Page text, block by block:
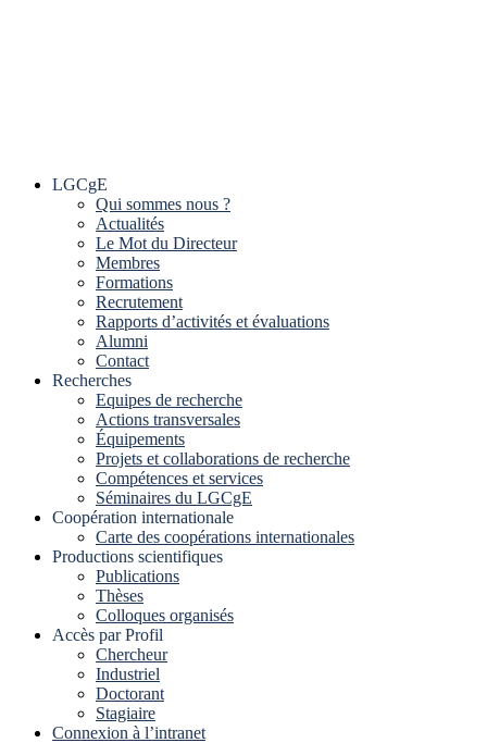
LGCgE
Qui sommes nous ?
Actualités
Le Mot du Directeur
Membres
Formations
Recrutement
Rapports d’activités et évaluations
Alumni
Contact
Recherches
Equipes de recherche
Actions transversales
Équipements
Projets et collaborations de recherche
Compétences et services
Séminaires du LGCgE
Coopération internationale
Carte des coopérations internationales
Productions scientifiques
Publications
Thèses
Colloques organisés
Accès par Profil
Chercheur
Industriel
Doctorant
Stagiaire
Connexion à l’intranet